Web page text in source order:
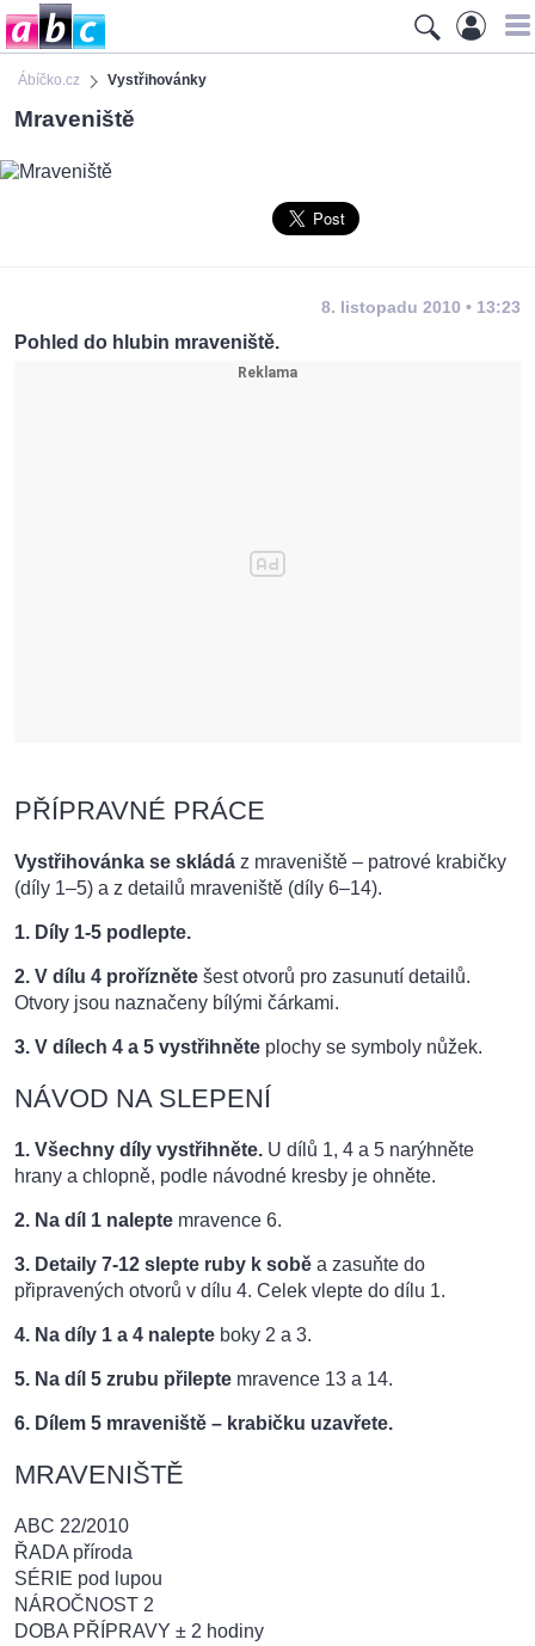
Ábíčko.cz Vystřihovánky
Mraveniště
8. listopadu 2010 • 13:23
Pohled do hlubin mraveniště.
PŘÍPRAVNÉ PRÁCE
Vystřihovánka se skládá z mraveniště – patrové krabičky
(díly 1–5) a z detailů mraveniště (díly 6–14).
1. Díly 1-5 podlepte.
2. V dílu 4 prořízněte šest otvorů pro zasunutí detailů.
Otvory jsou naznačeny bílými čárkami.
3. V dílech 4 a 5 vystřihněte plochy se symboly nůžek.
NÁVOD NA SLEPENÍ
1. Všechny díly vystřihněte. U dílů 1, 4 a 5 narýhněte
hrany a chlopně, podle návodné kresby je ohněte.
2. Na díl 1 nalepte mravence 6.
3. Detaily 7-12 slepte ruby k sobě a zasuňte do
připravených otvorů v dílu 4. Celek vlepte do dílu 1.
4. Na díly 1 a 4 nalepte boky 2 a 3.
5. Na díl 5 zrubu přilepte mravence 13 a 14.
6. Dílem 5 mraveniště – krabičku uzavřete.
MRAVENIŠTĚ
ABC 22/2010
ŘADA příroda
SÉRIE pod lupou
NÁROČNOST 2
DOBA PŘÍPRAVY ± 2 hodiny